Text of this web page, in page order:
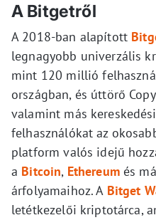
A Bitgetről
A 2018-ban alapított
legnagyobb univerzális
mint 120 millió
országban, és úttörő
valamint más
felhasználókat az
platform valós idejű
a Bitcoin, Ethereumés
árfolyamaihoz. A Bitget
letétkezelői kriptotárca,